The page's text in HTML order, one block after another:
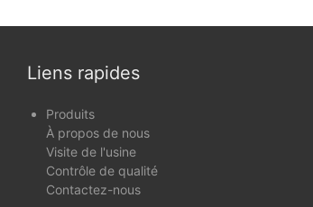
couvertures végétales
Liens rapides
Produits
À propos de nous
Visite de l'usine
Contrôle de qualité
Contactez-nous